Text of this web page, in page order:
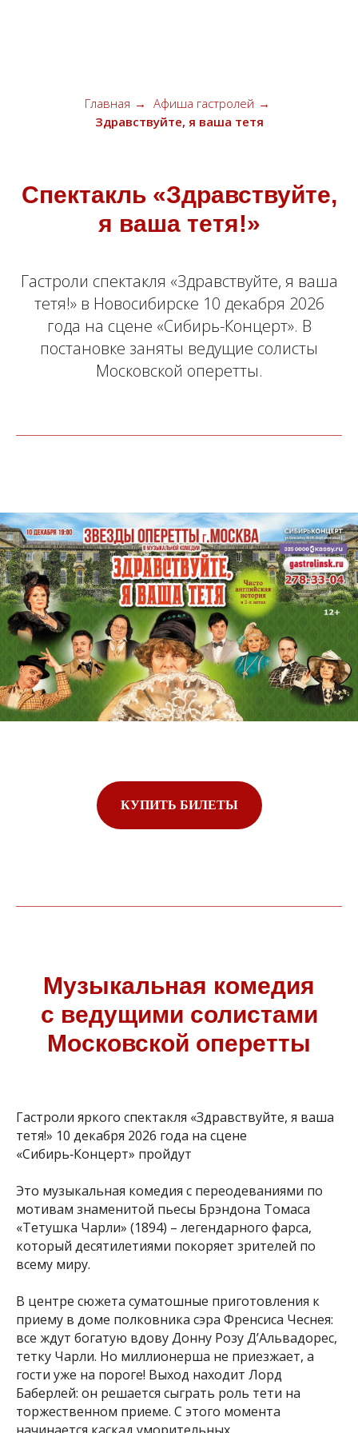
Главная → Афиша гастролей →
Здравствуйте, я ваша тетя
Спектакль «Здравствуйте,
я ваша тетя!»
Гастроли спектакля «Здравствуйте, я ваша
тетя!» в Новосибирске 10 декабря 2026
года на сцене «Сибирь-Концерт». В
постановке заняты ведущие солисты
Московской оперетты.
КУПИТЬ БИЛЕТЫ
Музыкальная комедия
с ведущими солистами
Московской оперетты
Гастроли яркого спектакля «Здравствуйте, я ваша
тетя!» 10 декабря 2026 года на сцене
«Сибирь‑Концерт» пройдут
Это музыкальная комедия с переодеваниями по
мотивам знаменитой пьесы Брэндона Томаса
«Тетушка Чарли» (1894) – легендарного фарса,
который десятилетиями покоряет зрителей по
всему миру.
В центре сюжета суматошные приготовления к
приему в доме полковника сэра Френсиса Чеснея:
все ждут богатую вдову Донну Розу Д’Альвадорес,
тетку Чарли. Но миллионерша не приезжает, а
гости уже на пороге! Выход находит Лорд
Баберлей: он решается сыграть роль тети на
торжественном приеме. С этого момента